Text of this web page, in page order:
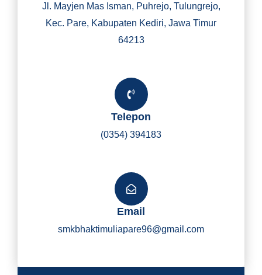
Y
I
Jl. Mayjen Mas Isman, Puhrejo, Tulungrejo,
Kec. Pare, Kabupaten Kediri, Jawa Timur
64213
Telepon
(0354) 394183
Email
smkbhaktimuliapare96@gmail.com